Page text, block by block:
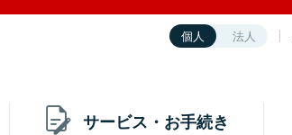
個人 法人
サービス・お手続き